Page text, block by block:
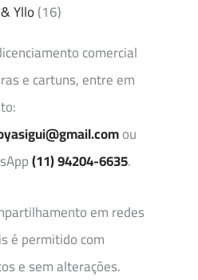
Yllo(16)
comercial
e cartuns, entre em
ou
(11) 94204-6635.
em redes
é permitido com
e sem alterações.